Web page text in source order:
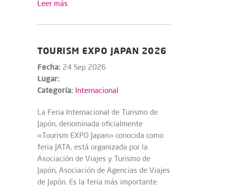
Leer más
TOURISM EXPO JAPAN 2026
Fecha: 24 Sep 2026
Lugar:
Categoría: Internacional
La Feria Internacional de Turismo de
Japón, denominada oficialmente
«Tourism EXPO Japan» conocida como
feria JATA, está organizada por la
Asociación de Viajes y Turismo de
Japón, Asociación de Agencias de Viajes
de Japón. Es la feria más importante